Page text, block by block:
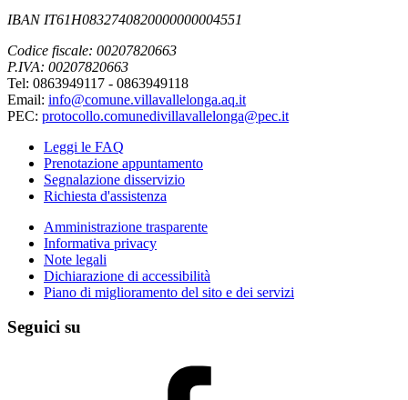
IBAN IT61H0832740820000000004551
Codice fiscale: 00207820663
P.IVA: 00207820663
Tel: 0863949117 - 0863949118
Email: info@comune.villavallelonga.aq.it
PEC: protocollo.comunedivillavallelonga@pec.it
Leggi le FAQ
Prenotazione appuntamento
Segnalazione disservizio
Richiesta d'assistenza
Amministrazione trasparente
Informativa privacy
Note legali
Dichiarazione di accessibilità
Piano di miglioramento del sito e dei servizi
Seguici su